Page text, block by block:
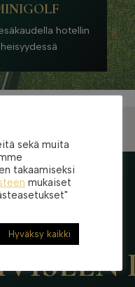
hotellin
sekä muita
takaamiseksi
mukaiset
Hyväksy kaikki